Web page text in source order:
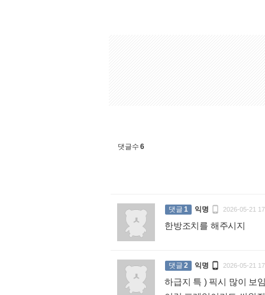
댓글수6
댓글1 익명  2026-05-21
한방조치를 해주시지
댓글2 익명  2026-05-21
하급지 특 ) 픽시 많이 보임